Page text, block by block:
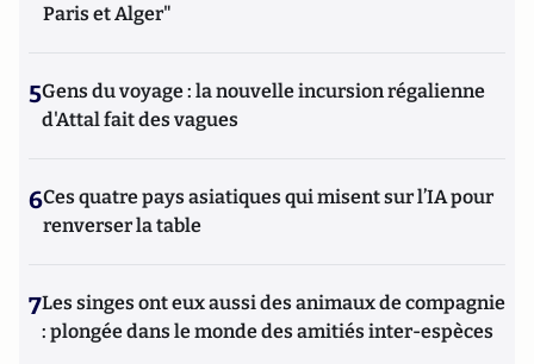
Paris et Alger"
5Gens du voyage : la nouvelle incursion régalienne
d'Attal fait des vagues
6Ces quatre pays asiatiques qui misent sur l’IA pour
renverser la table
7Les singes ont eux aussi des animaux de compagnie
: plongée dans le monde des amitiés inter-espèces